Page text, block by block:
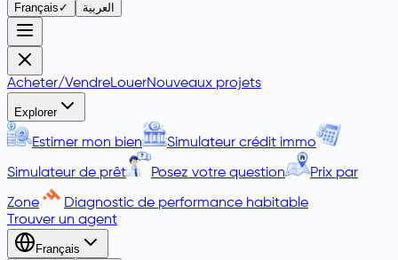
Français ✓ العربية
Acheter/VendreLouerNouveaux projets
Explorer
Estimer mon bien Simulateur crédit immo
Simulateur de prêt Posez votre question Prix par
Zone
Diagnostic de performance habitable
Trouver un agent
Français